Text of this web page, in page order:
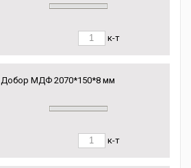
к-т
Добор МДФ 2070*150*8 мм
к-т